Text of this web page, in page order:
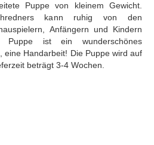
Puppe von kleinem Gewicht.
kann ruhig von den
Anfängern und Kindern
Puppe ist ein wunderschönes
eine Handarbeit! Die Puppe wird auf
beträgt 3-4 Wochen.